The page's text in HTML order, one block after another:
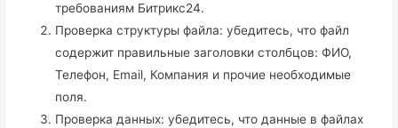
требованиям Битрикс24.
Проверка структуры файла: убедитесь, что файл
содержит правильные заголовки столбцов: ФИО,
Телефон, Email, Компания и прочие необходимые
поля.
Проверка данных: убедитесь, что данные в файлах